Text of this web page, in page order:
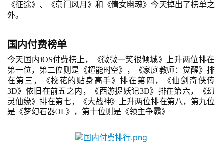
《征途》、《京门风月》和《倩女幽魂》今天掉出了榜单之
外。
国内付费榜单
今天 国内iOS付费榜 上，《微微一笑很倾城》上升两位排在
第一位，第二位则是《超能时空》，《家庭教师：觉醒》排
在第三，《校花的贴身高手》排在第四，《仙剑奇侠传
3D》依旧在前五之内，《西游捉妖记3D》排在第六，《幻
灵仙缘》排在第七，《大战神》上升两位排在第八，第九位
是《梦幻石器OL》，第十位则是《领主争霸》